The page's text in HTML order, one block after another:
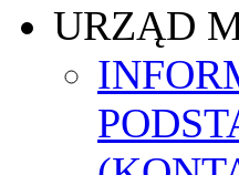
URZĄD